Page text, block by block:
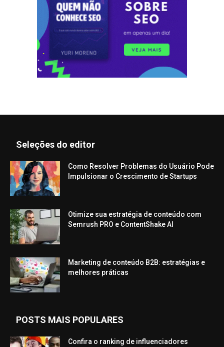
Seleções do editor
Como Resolver Problemas do Usuário Pode
Impulsionar o Crescimento de Startups
Otimize sua estratégia de conteúdo com
Semrush PRO e ContentShake AI
Marketing de conteúdo B2B: estratégias e
melhores práticas
POSTS MAIS POPULARES
Confira o ranking de influenciadores